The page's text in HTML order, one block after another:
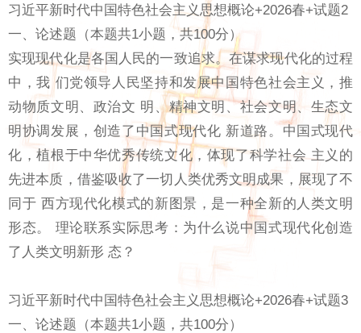
习近平新时代中国特色社会主义思想概论+2026春+试题2
一、论述题（本题共1小题，共100分）
实现现代化是各国人民的一致追求。在谋求现代化的过程
中，我 们党领导人民坚持和发展中国特色社会主义，推
动物质文明、政治文 明、精神文明、社会文明、生态文
明协调发展，创造了中国式现代化 新道路。中国式现代
化，植根于中华优秀传统文化，体现了科学社会 主义的
先进本质，借鉴吸收了一切人类优秀文明成果，展现了不
同于 西方现代化模式的新图景，是一种全新的人类文明
形态。 理论联系实际思考：为什么说中国式现代化创造
了人类文明新形 态？
习近平新时代中国特色社会主义思想概论+2026春+试题3
一、论述题（本题共1小题，共100分）